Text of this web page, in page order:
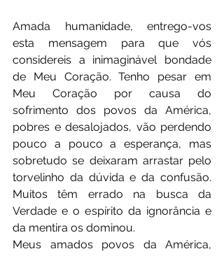
Amada humanidade, entrego-vos
esta mensagem para que vós
considereis a inimaginável bondade
de Meu Coração. Tenho pesar em
Meu Coração por causa do
sofrimento dos povos da América,
pobres e desalojados, vão perdendo
pouco a pouco a esperança, mas
sobretudo se deixaram arrastar pelo
torvelinho da dúvida e da confusão.
Muitos têm errado na busca da
Verdade e o espírito da ignorância e
da mentira os dominou.
Meus amados povos da América,